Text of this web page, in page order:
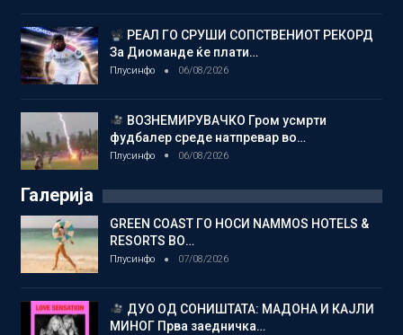
РЕАЛ ГО СРУШИ СОПСТВЕНИОТ РЕКОРД
За Диоманде ќе плати…
Плусинфо 06/08/2026
ВОЗНЕМИРУВАЧКО Гром усмрти
фудбалер среде натпревар во…
Плусинфо 06/08/2026
Галерија
GREEN COAST ГО НОСИ NAMMOS HOTELS &
RESORTS ВО…
Плусинфо 07/08/2026
ДУО ОД СОНИШТАТА: МАДОНА И КАЈЛИ
МИНОГ Прва заедничка…